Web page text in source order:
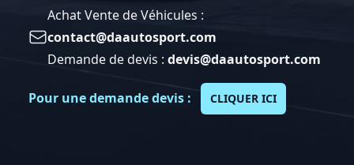
Email
Achat Vente de Véhicules :
contact@daautosport.com
Demande de devis : devis@daautosport.com
Pour une demande devis : CLIQUER ICI